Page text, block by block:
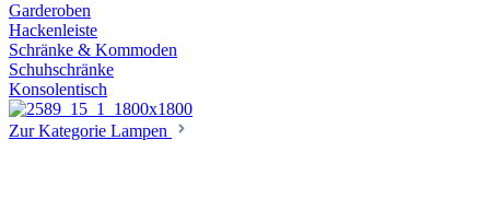
Garderoben
Hackenleiste
Schränke & Kommoden
Schuhschränke
Konsolentisch
Zur Kategorie Lampen